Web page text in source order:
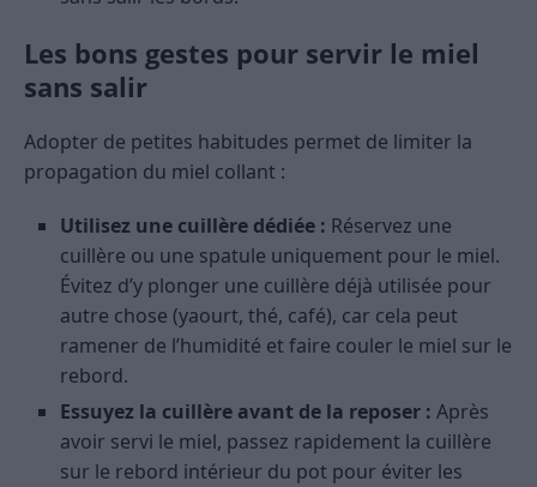
Les bons gestes pour servir le miel
sans salir
Adopter de petites habitudes permet de limiter la
propagation du miel collant :
Utilisez une cuillère dédiée : Réservez une
cuillère ou une spatule uniquement pour le miel.
Évitez d’y plonger une cuillère déjà utilisée pour
autre chose (yaourt, thé, café), car cela peut
ramener de l’humidité et faire couler le miel sur le
rebord.
Essuyez la cuillère avant de la reposer : Après
avoir servi le miel, passez rapidement la cuillère
sur le rebord intérieur du pot pour éviter les